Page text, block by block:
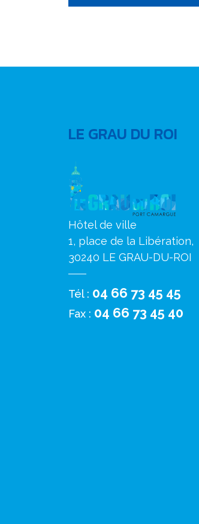
LE GRAU DU ROI
Hôtel de ville
1, place de la Libération,
30240 LE GRAU-DU-ROI
Tél : 04 66 73 45 45
Fax : 04 66 73 45 40